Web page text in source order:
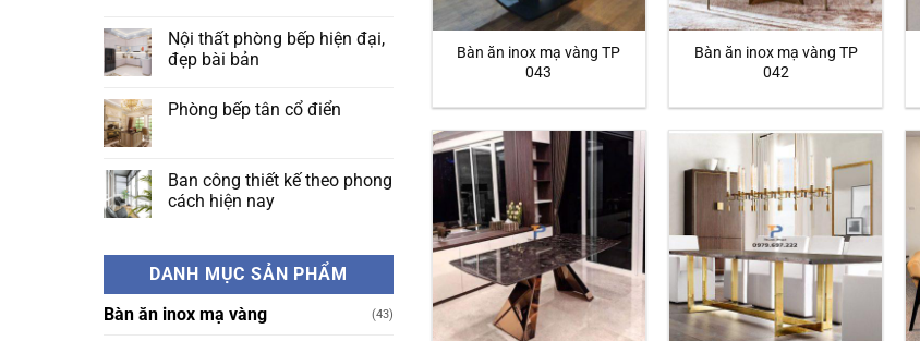
bếp
kiểu
châu
cổ
điển
bình
luận
ở
phòng
sống
ấn
tượng
Nội thất phòng bếp hiện đại,
đẹp bài bản
bình
phòng
bếp
hiện
bản
Phòng bếp tân cổ điển
luận
ở
Phòng
điển
Ban công thiết kế theo phong
cách hiện nay
bình
luận
ở
Ban
công
thiết
DANH MỤC SẢN PHẨM
Bàn ăn inox mạ vàng
(43)
Bàn ăn inox mạ vàng TP
043
Bàn ăn inox mạ vàng TP
042